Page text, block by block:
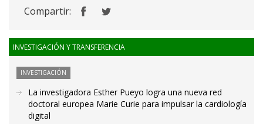
Compartir:
INVESTIGACIÓN Y TRANSFERENCIA
INVESTIGACIÓN
La investigadora Esther Pueyo logra una nueva red
doctoral europea Marie Curie para impulsar la cardiología
digital